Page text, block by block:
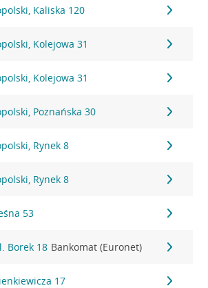
Kaliska 120
Kolejowa 31
Kolejowa 31
Poznańska 30
Rynek 8
Rynek 8
53
Borek 18 Bankomat (Euronet)
17